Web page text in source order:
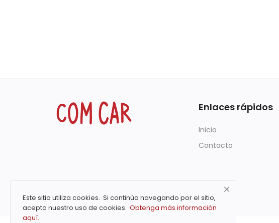
Enlaces rápidos
Inicio
Contacto
Este sitio utiliza cookies. Si continúa navegando por el sitio,
acepta nuestro uso de cookies. Obtenga más información
aquí.